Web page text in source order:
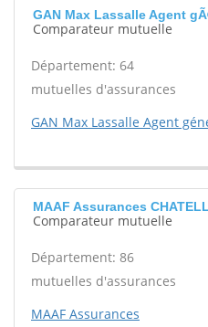
GAN Max Lassalle Agent
Comparateur mutuelle
Département: 64
mutuelles d'assurances
GAN Max Lassalle Agent
MAAF Assurances
Comparateur mutuelle
Département: 86
mutuelles d'assurances
MAAF Assurances